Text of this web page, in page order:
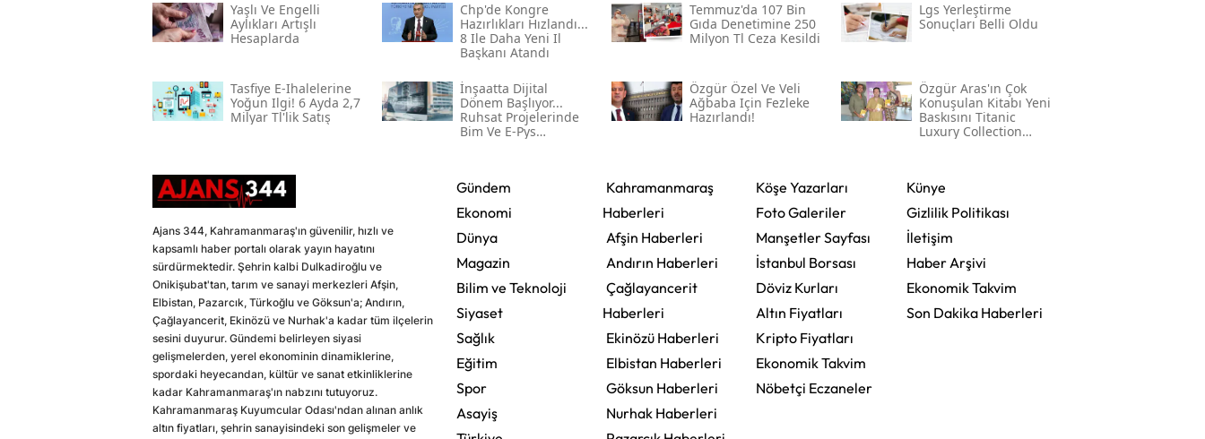
Yaşlı Ve Engelli
Aylıkları Artışlı
Hesaplarda
Chp'de Kongre
Hazırlıkları Hızlandı...
8 Ile Daha Yeni Il
Başkanı Atandı
Temmuz'da 107 Bin
Gıda Denetimine 250
Milyon Tl Ceza Kesildi
Lgs Yerleştirme
Sonuçları Belli Oldu
Tasfiye E-Ihalelerine
Yoğun Ilgi! 6 Ayda 2,7
Milyar Tl'lik Satış
İnşaatta Dijital
Dönem Başlıyor...
Ruhsat Projelerinde
Bim Ve E-Pys
Özgür Özel Ve Veli
Ağbaba Için Fezleke
Hazırlandı!
Özgür Aras'ın Çok
Konuşulan Kitabı Yeni
Baskısını Titanic
Luxury Collection
Ajans 344, Kahramanmaraş'ın güvenilir, hızlı ve
kapsamlı haber portalı olarak yayın hayatını
sürdürmektedir. Şehrin kalbi Dulkadiroğlu ve
Onikişubat'tan, tarım ve sanayi merkezleri Afşin,
Elbistan, Pazarcık, Türkoğlu ve Göksun'a; Andırın,
Çağlayancerit, Ekinözü ve Nurhak'a kadar tüm ilçelerin
sesini duyurur. Gündemi belirleyen siyasi
gelişmelerden, yerel ekonominin dinamiklerine,
spordaki heyecandan, kültür ve sanat etkinliklerine
kadar Kahramanmaraş'ın nabzını tutuyoruz.
Kahramanmaraş Kuyumcular Odası'ndan alınan anlık
altın fiyatları, şehrin sanayisindeki son gelişmeler ve
Gündem
Ekonomi
Dünya
Magazin
Bilim ve Teknoloji
Siyaset
Sağlık
Eğitim
Spor
Asayiş
Kahramanmaraş
Haberleri
Afşin Haberleri
Andırın Haberleri
Çağlayancerit
Haberleri
Ekinözü Haberleri
Elbistan Haberleri
Göksun Haberleri
Nurhak Haberleri
Köşe Yazarları
Foto Galeriler
Manşetler Sayfası
İstanbul Borsası
Döviz Kurları
Altın Fiyatları
Kripto Fiyatları
Ekonomik Takvim
Nöbetçi Eczaneler
Künye
Gizlilik Politikası
İletişim
Haber Arşivi
Ekonomik Takvim
Son Dakika Haberleri